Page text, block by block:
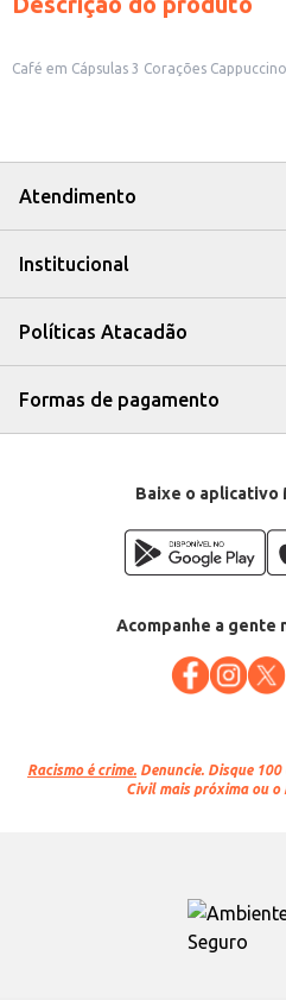
Café em Cápsulas 3 Corações
Atendimento
Institucional
Políticas Atacadão
Formas de pagamento
Baixe o aplicativo
Acompanhe a gente
Racismo é crime. Denuncie. Disque
Civil mais próxima ou